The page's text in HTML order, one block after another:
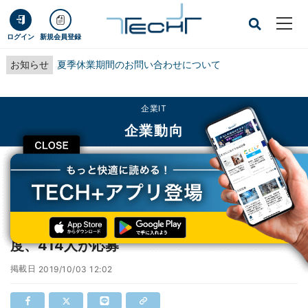
ログイン 新規会員登録
お知らせ 夏季休業期間のお問い合わせについて
CLOSE
企業IT
企業動向
TECH+ 企業IT
企業動向
東芝デバイス&ストレージの早期退職優遇制度、414人が応募
東芝デバイス&ストレージの早期退職優遇制
度、414人が応募
掲載日 2019/10/03 12:02